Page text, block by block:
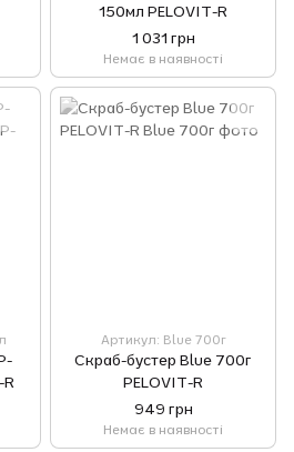
150мл PELOVIT-R
1 031 грн
Немає в наявності
Артикул: Blue 700г
Скраб-бустер Blue 700г
PELOVIT-R
949 грн
Немає в наявності